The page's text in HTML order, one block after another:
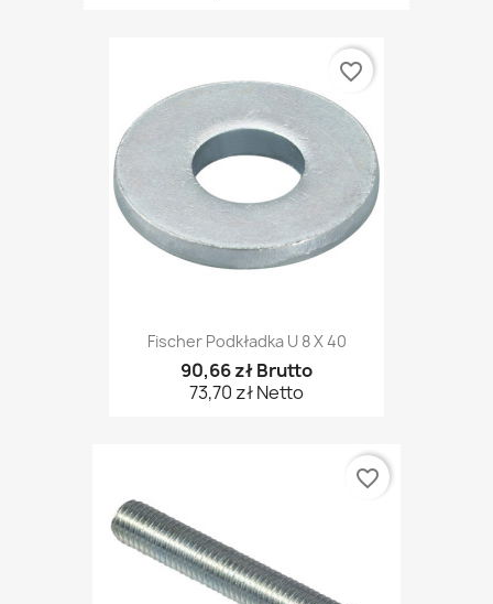
Fischer Podkładka U 8 X 40
90,66 zł Brutto
73,70 zł Netto
favorite_border
favorite_border